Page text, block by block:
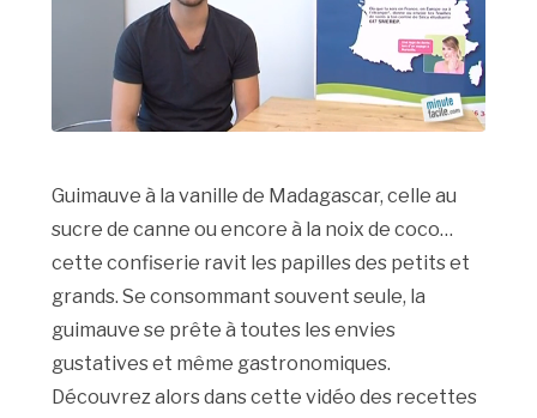
Guimauve à la vanille de Madagascar, celle au
sucre de canne ou encore à la noix de coco…
cette confiserie ravit les papilles des petits et
grands. Se consommant souvent seule, la
guimauve se prête à toutes les envies
gustatives et même gastronomiques.
Découvrez alors dans cette vidéo des recettes